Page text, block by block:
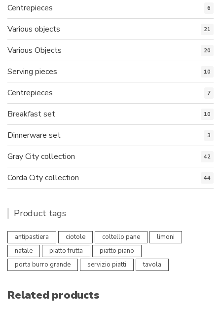
Centrepieces 6
Various objects 21
Various Objects 20
Serving pieces 10
Centrepieces 7
Breakfast set 10
Dinnerware set 3
Gray City collection 42
Corda City collection 44
Product tags
antipastiera ciotole coltello pane
limoni
natale
piatto frutta
piatto piano
porta burro grande
servizio piatti tavola
Related products